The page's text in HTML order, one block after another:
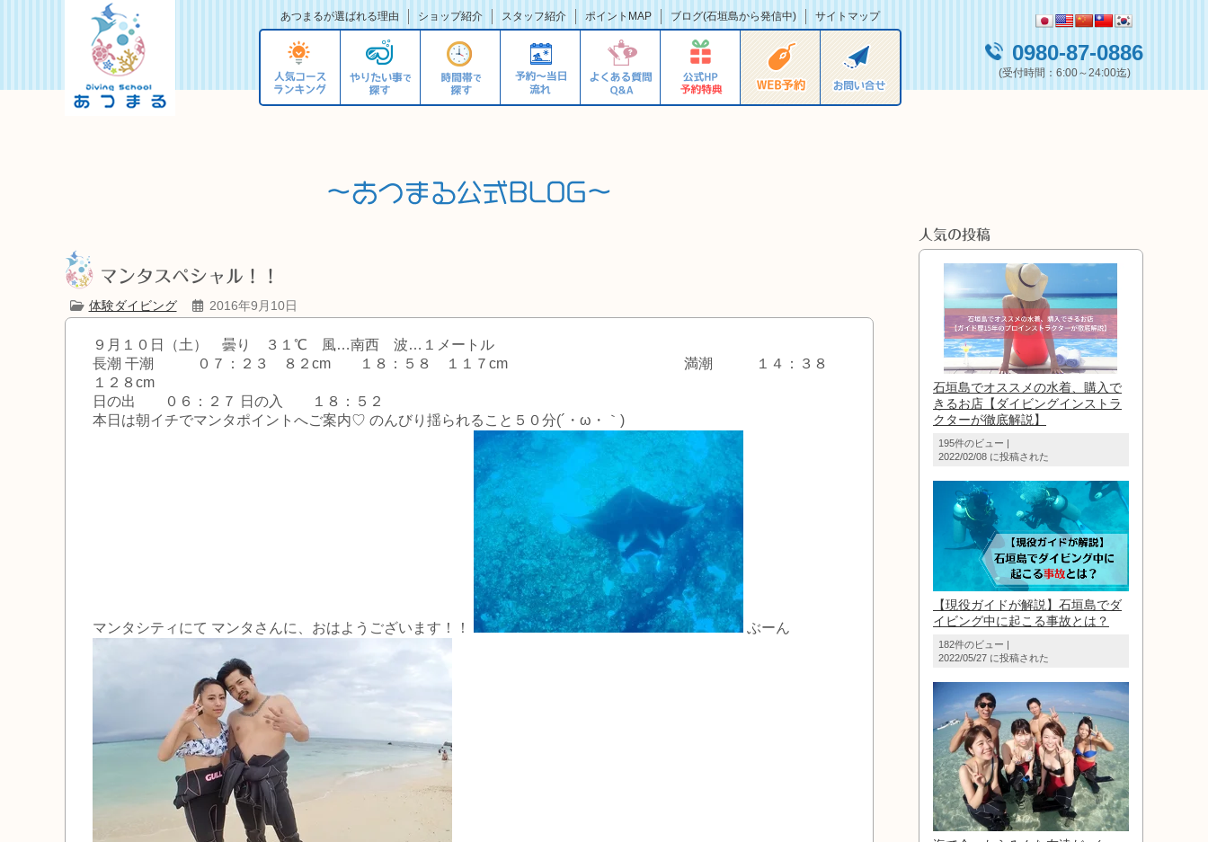
あつまるが選ばれる理由 ショップ紹介 スタッフ紹介 ポイントMAP ブログ(石垣島から発信中) サイトマップ
0980-87-0886
(受付時間：6:00～24:00迄)
マンタスペシャル！！
体験ダイビング 2016年9月10日
９月１０日（土） 曇り ３１℃ 風…南西 波…１メートル
長潮 干潮 ０７：２３ ８２cm １８：５８ １１７cm 満潮 １４：３８
１２８cm
日の出 ０６：２７
日の入 １８：５２
本日は朝イチでマンタポイントへご案内♡ のんびり揺られること５０分(´・ω・｀)
マンタシティにて マンタさんに、おはようございます！！ ぶーん
人気の投稿
石垣島でオススメの水着、購入で
きるお店【ダイビングインストラ
クターが徹底解説】
195件のビュー |
2022/02/08 に投稿された
【現役ガイドが解説】石垣島でダ
イビング中に起こる事故とは？
182件のビュー |
2022/05/27 に投稿された